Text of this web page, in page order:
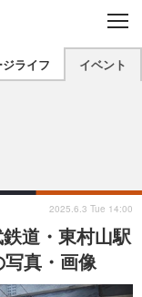
C
O
S
E
プを地域から探す
北陸
関西
四国
ジライフ イベント
道・東村山駅
写真・画像
2025.6.3 Tue 14:00